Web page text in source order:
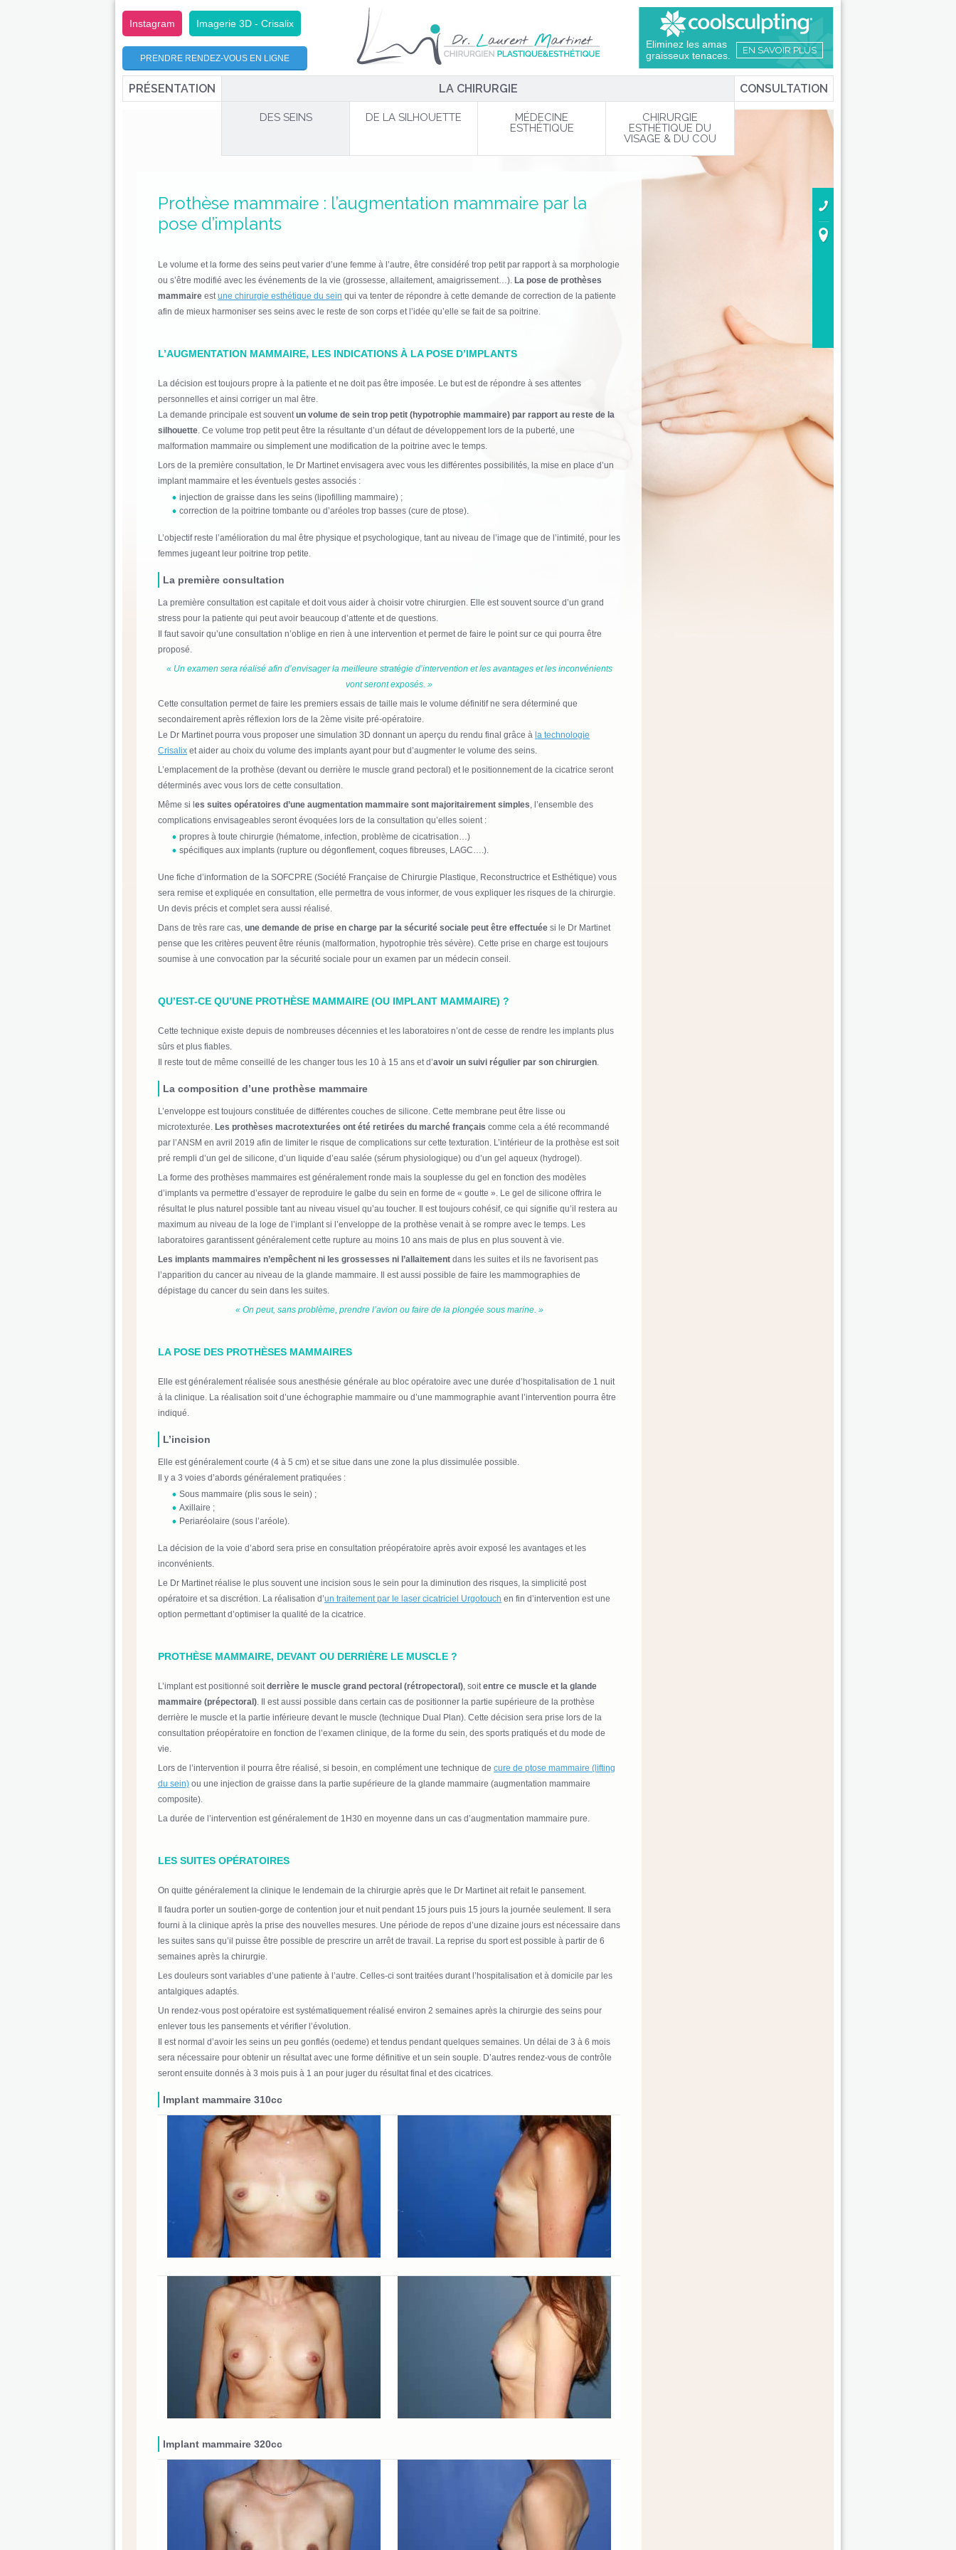
Eliminez les amas
graisseux tenaces.
EN SAVOIR PLUS
PRÉSENTATION LA CHIRURGIE
DES SEINS DE LA SILHOUETTE
MÉDECINE
ESTHÉTIQUE
CHIRURGIE
ESTHÉTIQUE DU
VISAGE & DU COU
CONSULTATION
PRENDRE RENDEZ-VOUS EN LIGNE
Instagram Imagerie 3D - Crisalix
Prothèse mammaire : l’augmentation mammaire par la
pose d’implants
Le volume et la forme des seins peut varier d’une femme à l’autre, être considéré trop petit par rapport à sa morphologie
ou s’être modifié avec les événements de la vie (grossesse, allaitement, amaigrissement…). La pose de prothèses
mammaire estune chirurgie esthétique du sein qui va tenter de répondre à cette demande de correction de la patiente
afin de mieux harmoniser ses seins avec le reste de son corps et l’idée qu’elle se fait de sa poitrine.
L’AUGMENTATION MAMMAIRE, LES INDICATIONS À LA POSE D’IMPLANTS
La décision est toujours propre à la patiente et ne doit pas être imposée. Le but est de répondre à ses attentes
personnelles et ainsi corriger un mal être.
La demande principale est souventun volume de sein trop petit (hypotrophie mammaire) par rapport au reste de la
silhouette. Ce volume trop petit peut être la résultante d’un défaut de développement lors de la puberté, une
malformation mammaire ou simplement une modification de la poitrine avec le temps.
Lors de la première consultation, le Dr Martinet envisagera avec vous les différentes possibilités, la mise en place d’un
implant mammaire et les éventuels gestes associés :
injection de graisse dans les seins (lipofilling mammaire) ;
correction de la poitrine tombante ou d’aréoles trop basses (cure de ptose).
L’objectif reste l’amélioration du mal être physique et psychologique, tant au niveau de l’image que de l’intimité, pour les
femmes jugeant leur poitrine trop petite.
La première consultation
La première consultation est capitale et doit vous aider à choisir votre chirurgien. Elle est souvent source d’un grand
stress pour la patiente qui peut avoir beaucoup d’attente et de questions.
Il faut savoir qu’une consultation n’oblige en rien à une intervention et permet de faire le point sur ce qui pourra être
proposé.
« Un examen sera réalisé afin d’envisager la meilleure stratégie d’intervention et les avantages et les inconvénients
vont seront exposés. »
Cette consultation permet de faire les premiers essais de taille mais le volume définitif ne sera déterminé que
secondairement après réflexion lors de la 2ème visite pré-opératoire.
Le Dr Martinet pourra vous proposer une simulation 3D donnant un aperçu du rendu final grâce à la technologie
Crisalix et aider au choix du volume des implants ayant pour but d’augmenter le volume des seins.
L’emplacement de la prothèse (devant ou derrière le muscle grand pectoral) et le positionnement de la cicatrice seront
déterminés avec vous lors de cette consultation.
Même si l es suites opératoires d’une augmentation mammaire sont majoritairement simples, l’ensemble des
complications envisageables seront évoquées lors de la consultation qu’elles soient :
propres à toute chirurgie (hématome, infection, problème de cicatrisation…)
spécifiques aux implants (rupture ou dégonflement, coques fibreuses, LAGC….).
Une fiche d’information de la SOFCPRE (Société Française de Chirurgie Plastique, Reconstructrice et Esthétique) vous
sera remise et expliquée en consultation, elle permettra de vous informer, de vous expliquer les risques de la chirurgie.
Un devis précis et complet sera aussi réalisé.
Dans de très rare cas, une demande de prise en charge par la sécurité sociale peut être effectuée si le Dr Martinet
pense que les critères peuvent être réunis (malformation, hypotrophie très sévère). Cette prise en charge est toujours
soumise à une convocation par la sécurité sociale pour un examen par un médecin conseil.
QU’EST-CE QU’UNE PROTHÈSE MAMMAIRE (OU IMPLANT MAMMAIRE) ?
Cette technique existe depuis de nombreuses décennies et les laboratoires n’ont de cesse de rendre les implants plus
sûrs et plus fiables.
Il reste tout de même conseillé de les changer tous les 10 à 15 ans et d’avoir un suivi régulier par son chirurgien.
La composition d’une prothèse mammaire
L’enveloppe est toujours constituée de différentes couches de silicone. Cette membrane peut être lisse ou
microtexturée. Les prothèses macrotexturées ont été retirées du marché français comme cela a été recommandé
par l’ANSM en avril 2019 afin de limiter le risque de complications sur cette texturation. L’intérieur de la prothèse est soit
pré rempli d’un gel de silicone, d’un liquide d’eau salée (sérum physiologique) ou d’un gel aqueux (hydrogel).
La forme des prothèses mammaires est généralement ronde mais la souplesse du gel en fonction des modèles
d’implants va permettre d’essayer de reproduire le galbe du sein en forme de « goutte ». Le gel de silicone offrira le
résultat le plus naturel possible tant au niveau visuel qu’au toucher. Il est toujours cohésif, ce qui signifie qu’il restera au
maximum au niveau de la loge de l’implant si l’enveloppe de la prothèse venait à se rompre avec le temps. Les
laboratoires garantissent généralement cette rupture au moins 10 ans mais de plus en plus souvent à vie.
Les implants mammaires n’empêchent ni les grossesses ni l’allaitement dans les suites et ils ne favorisent pas
l’apparition du cancer au niveau de la glande mammaire. Il est aussi possible de faire les mammographies de
dépistage du cancer du sein dans les suites.
« On peut, sans problème, prendre l’avion ou faire de la plongée sous marine. »
LA POSE DES PROTHÈSES MAMMAIRES
Elle est généralement réalisée sous anesthésie générale au bloc opératoire avec une durée d’hospitalisation de 1 nuit
à la clinique. La réalisation soit d’une échographie mammaire ou d’une mammographie avant l’intervention pourra être
indiqué.
L’incision
Elle est généralement courte (4 à 5 cm) et se situe dans une zone la plus dissimulée possible.
Il y a 3 voies d’abords généralement pratiquées :
Sous mammaire (plis sous le sein) ;
Axillaire ;
Periaréolaire (sous l’aréole).
La décision de la voie d’abord sera prise en consultation préopératoire après avoir exposé les avantages et les
inconvénients.
Le Dr Martinet réalise le plus souvent une incision sous le sein pour la diminution des risques, la simplicité post
opératoire et sa discrétion. La réalisation d’un traitement par le laser cicatriciel Urgotouch en fin d’intervention est une
option permettant d’optimiser la qualité de la cicatrice.
PROTHÈSE MAMMAIRE, DEVANT OU DERRIÈRE LE MUSCLE ?
L’implant est positionné soitderrière le muscle grand pectoral (rétropectoral), soitentre ce muscle et la glande
mammaire (prépectoral). Il est aussi possible dans certain cas de positionner la partie supérieure de la prothèse
derrière le muscle et la partie inférieure devant le muscle (technique Dual Plan). Cette décision sera prise lors de la
consultation préopératoire en fonction de l’examen clinique, de la forme du sein, des sports pratiqués et du mode de
vie.
Lors de l’intervention il pourra être réalisé, si besoin, en complément une technique de cure de ptose mammaire (lifting
du sein) ou une injection de graisse dans la partie supérieure de la glande mammaire (augmentation mammaire
composite).
La durée de l’intervention est généralement de 1H30 en moyenne dans un cas d’augmentation mammaire pure.
LES SUITES OPÉRATOIRES
On quitte généralement la clinique le lendemain de la chirurgie après que le Dr Martinet ait refait le pansement.
Il faudra porter un soutien-gorge de contention jour et nuit pendant 15 jours puis 15 jours la journée seulement. Il sera
fourni à la clinique après la prise des nouvelles mesures. Une période de repos d’une dizaine jours est nécessaire dans
les suites sans qu’il puisse être possible de prescrire un arrêt de travail. La reprise du sport est possible à partir de 6
semaines après la chirurgie.
Les douleurs sont variables d’une patiente à l’autre. Celles-ci sont traitées durant l’hospitalisation et à domicile par les
antalgiques adaptés.
Un rendez-vous post opératoire est systématiquement réalisé environ 2 semaines après la chirurgie des seins pour
enlever tous les pansements et vérifier l’évolution.
Il est normal d’avoir les seins un peu gonflés (oedeme) et tendus pendant quelques semaines. Un délai de 3 à 6 mois
sera nécessaire pour obtenir un résultat avec une forme définitive et un sein souple. D’autres rendez-vous de contrôle
seront ensuite donnés à 3 mois puis à 1 an pour juger du résultat final et des cicatrices.
Implant mammaire 310cc
Implant mammaire 320cc